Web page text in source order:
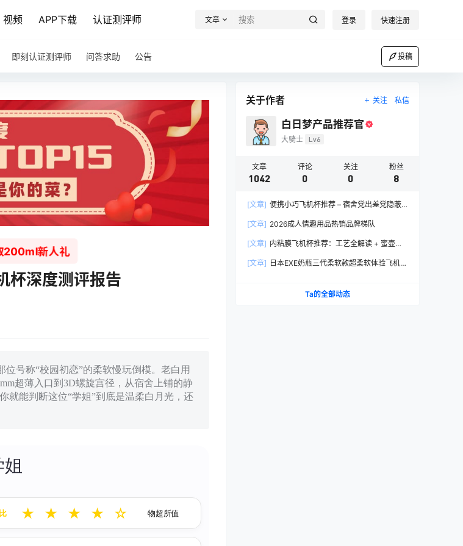
视频 APP下载 认证测评师 文章 登录 快速注册
即刻认证测评师 问答求助 公告 投稿
新人礼
杯深度测评报告
号称“校园初恋”的柔软慢玩倒模。老白用
超薄入口到3D螺旋宫径，从宿舍上铺的静
就能判断这位“学姐”到底是温柔白月光，还
★ ★ ★ ★ ☆ 物超所值
关于作者 关注 私信
白日梦产品推荐官
大骑士 Lv6
文章
1042
评论
0
关注
0
粉丝
8
[文章] 便携小巧飞机杯推荐 – 宿舍党出差党隐蔽
[文章] 2026成人情趣用品热销品牌梯队
[文章] 内粘膜飞机杯推荐：工艺全解读 + 蜜壶香
[文章] 日本EXE奶瓶三代柔软款超柔软体验飞机杯
Ta的全部动态